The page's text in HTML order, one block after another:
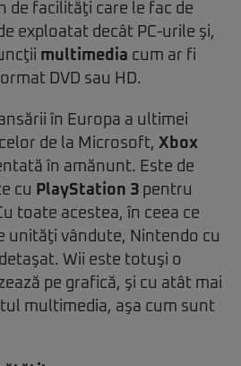
de facilităţi care le fac de
exploatat decât PC-urile şi,
multimedia cum ar fi
DVD sau HD.
în Europa a ultimei
de la Microsoft, Xbox
în amănunt. Este de
cu PlayStation 3 pentru
toate acestea, în ceea ce
unităţi vândute, Nintendo cu
Wii este totuşi o
pe grafică, şi cu atât mai
multimedia, aşa cum sunt